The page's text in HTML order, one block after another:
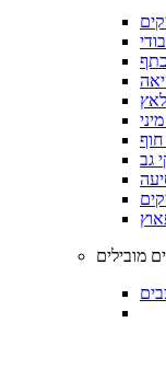
חוף
גב
מובילים